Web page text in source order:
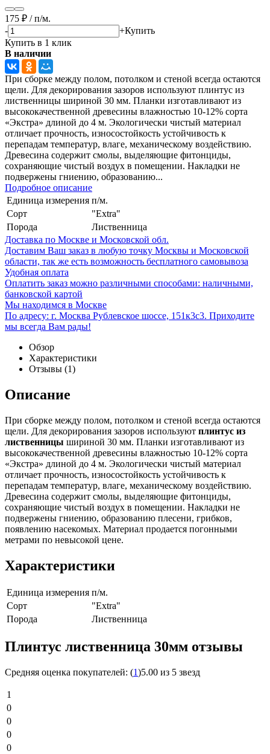
175 ₽ /п/м.
-
+Купить
Купить в 1 клик
В наличии
При сборке между полом, потолком и стеной всегда остаются
щели. Для декорирования зазоров используют плинтус из
лиственницы шириной 30 мм. Планки изготавливают из
высококачественной древесины влажностью 10-12% сорта
«Экстра» длиной до 4 м. Экологически чистый материал
отличает прочность, износостойкость устойчивость к
перепадам температур, влаге, механическому воздействию.
Древесина содержит смолы, выделяющие фитонциды,
сохраняющие чистый воздух в помещении. Накладки не
подвержены гниению, образованию...
Подробное описание
Единица измерения п/м.
Сорт
"Extra"
Порода
Лиственница
Доставка по Москве и Московской обл.
Доставим Ваш заказ в любую точку Москвы и Московской
области, так же есть возможность бесплатного самовывоза
Удобная оплата
Оплатить заказ можно различными способами: наличными,
банковской картой
Мы находимся в Москве
По адресу: г. Москва Рублевское шоссе, 151к3с3. Приходите
мы всегда Вам рады!
Обзор
Характеристики
Отзывы (1)
Описание
При сборке между полом, потолком и стеной всегда остаются
щели. Для декорирования зазоров используют плинтус из
лиственницы шириной 30 мм. Планки изготавливают из
высококачественной древесины влажностью 10-12% сорта
«Экстра» длиной до 4 м. Экологически чистый материал
отличает прочность, износостойкость устойчивость к
перепадам температур, влаге, механическому воздействию.
Древесина содержит смолы, выделяющие фитонциды,
сохраняющие чистый воздух в помещении. Накладки не
подвержены гниению, образованию плесени, грибков,
появлению насекомых. Материал продается погонными
метрами по невысокой цене.
Характеристики
Единица измерения п/м.
Сорт
"Extra"
Порода
Лиственница
Плинтус лиственница 30мм отзывы
Средняя оценка покупателей: (1)5.00 из 5 звезд
1
0
0
0
0